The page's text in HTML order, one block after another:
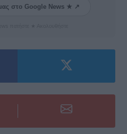
στο Google News ★ ↗